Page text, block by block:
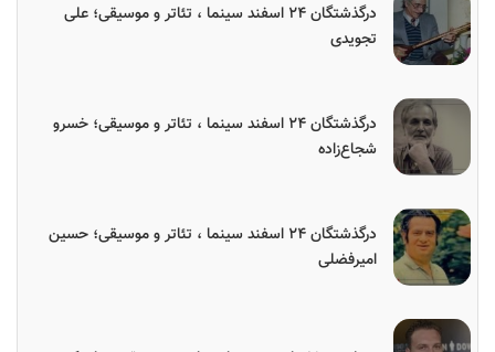
درگذشتگان ۲۴ اسفند سینما ، تئاتر و موسیقی؛ علی
تجویدی
درگذشتگان ۲۴ اسفند سینما ، تئاتر و موسیقی؛ خسرو
شجاع‌زاده
درگذشتگان ۲۴ اسفند سینما ، تئاتر و موسیقی؛ حسین
امیرفضلی